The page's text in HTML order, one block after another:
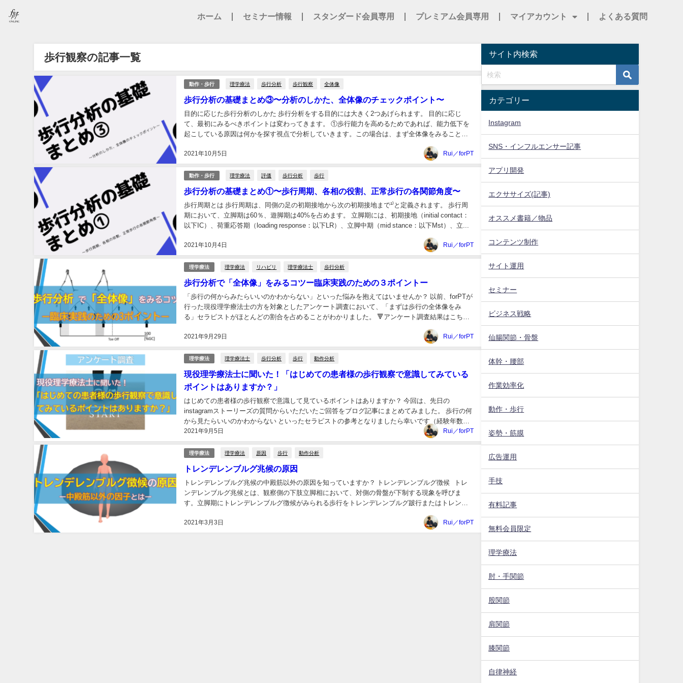
ホーム セミナー情報 スタンダード会員専用 プレミアム会員専用 マイアカウント よくある質問
歩行観察の記事一覧
動作・歩行 理学療法 歩行分析 歩行観察 全体像
歩行分析の基礎まとめ③〜分析のしかた、全体像のチェックポイント〜
2021年10月5日
目的に応じた歩行分析のしかた 歩行分析をする目的には大きく2つあげられます。 目的に応じ
て、最初にみるべきポイントは変わってきます。 ①歩行能力を高めるためであれば、能力低下を
起こしている原因は何かを探す視点で分析していきます。この場合は、まず全体像をみることが
Rui／forPT
動作・歩行 理学療法 評価 歩行分析 歩行
歩行分析の基礎まとめ①〜歩行周期、各相の役割、正常歩行の各関節角度〜
2021年10月4日
歩行周期とは 歩行周期は、同側の足の初期接地から次の初期接地まで¹⁾と定義されます。 歩行周
期において、立脚期は60％、遊脚期は40%を占めます。 立脚期には、初期接地（initial contact：
以下IC）、荷重応答期（loading response：以下LR）、立脚中期（mid stance：以下Mst）、立...
Rui／forPT
理学療法 理学療法 リハビリ 理学療法士 歩行分析
歩行分析で「全体像」をみるコツー臨床実践のための３ポイントー
2021年9月29日
「歩行の何からみたらいいのかわからない」といった悩みを抱えてはいませんか？ 以前、forPTが
行った現役理学療法士の方を対象としたアンケート調査において、「まずは歩行の全体像をみ
る」セラピストがほとんどの割合を占めることがわかりました。 🔻アンケート調査結果はこちら
Rui／forPT
理学療法 理学療法士 歩行分析 歩行 動作分析
現役理学療法士に聞いた！「はじめての患者様の歩行観察で意識してみている
ポイントはありますか？」
2021年9月5日
はじめての患者様の歩行観察で意識して見ているポイントはありますか？ 今回は、先日の
instagramストーリーズの質問からいただいたご回答をブログ記事にまとめてみました。 歩行の何
から見たらいいのかわからない といったセラピストの参考となりましたら幸いです（経験年数も
添えていただいています）。 ...
Rui／forPT
理学療法 理学療法 原因 歩行 動作分析
トレンデレンブルグ兆候の原因
2021年3月3日
トレンデレンブルグ兆候の中殿筋以外の原因を知っていますか？ トレンデレンブルグ徴候 トレ
ンデレンブルグ兆候とは、観察側の下肢立脚相において、対側の骨盤が下制する現象を呼びま
す。立脚期にトレンデレンブルグ徴候がみられる歩行をトレンデレンブルグ跛行またはトレンデ
Rui／forPT
サイト内検索
カテゴリー
Instagram
SNS・インフルエンサー記事
アプリ開発
エクササイズ(記事)
オススメ書籍／物品
コンテンツ制作
サイト運用
セミナー
ビジネス戦略
仙腸関節・骨盤
体幹・腰部
作業効率化
動作・歩行
姿勢・筋膜
広告運用
手技
有料記事
無料会員限定
理学療法
肘・手関節
股関節
肩関節
膝関節
自律神経